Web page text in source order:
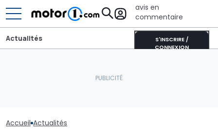
avis en
commentaire
S'INSCRIRE /
CONNEXION
Actualités
Accueil Actualités